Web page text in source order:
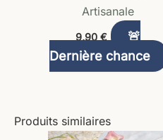
Artisanale
9,90 €
🚨
Dernière chance
Produits similaires